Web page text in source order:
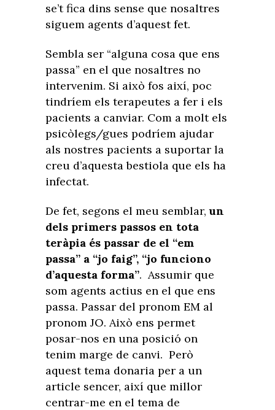
se’t fica dins sense que nosaltres
siguem agents d’aquest fet.
Sembla ser “alguna cosa que ens
passa” en el que nosaltres no
intervenim. Si això fos així, poc
tindríem els terapeutes a fer i els
pacients a canviar. Com a molt els
psicòlegs/gues podríem ajudar
als nostres pacients a suportar la
creu d’aquesta bestiola que els ha
infectat.
De fet, segons el meu semblar,un
dels primers passos en tota
teràpia és passar de el “em
passa” a “jo faig”, “jo funciono
d’aquesta forma”. Assumir que
som agents actius en el que ens
passa. Passar del pronom EM al
pronom JO. Això ens permet
posar-nos en una posició on
tenim marge de canvi. Però
aquest tema donaria per a un
article sencer, així que millor
centrar-me en el tema de